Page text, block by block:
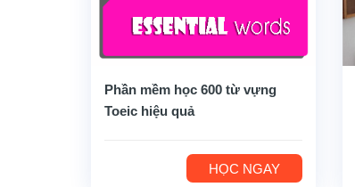
Phần mềm học 600 từ vựng
Toeic hiệu quả
HỌC NGAY